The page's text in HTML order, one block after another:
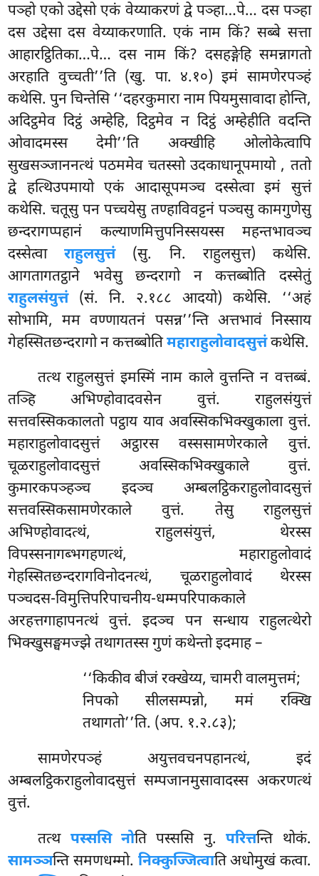
पञ्हो एको उद्देसो एकं वेय्याकरणं द्वे पञ्हा…पे… दस पञ्हा
दस उद्देसा दस वेय्याकरणाति. एकं नाम किं? सब्बे सत्ता
आहारट्ठितिका…पे… दस नाम किं? दसहङ्गेहि समन्नागतो
अरहाति वुच्चती’’ति (खु. पा. ४.१०) इमं सामणेरपञ्हं
कथेसि. पुन चिन्तेसि ‘‘दहरकुमारा नाम पियमुसावादा होन्ति,
अदिट्ठमेवदिट्ठं अम्हेहि, दिट्ठमेव न दिट्ठं अम्हेहीति वदन्ति
ओवादमस्स देमी’’ति अक्खीहि ओलोकेत्वापि
सुखसञ्जाननत्थं पठममेव चतस्सो उदकाधानूपमायो , ततो
द्वे हत्थिउपमायो एकं आदासूपमञ्च दस्सेत्वा इमं सुत्तं
कथेसि. चतूसु पन पच्चयेसु तण्हाविवट्टनं पञ्चसु कामगुणेसु
छन्दरागप्पहानं कल्याणमित्तुपनिस्सयस्स महन्तभावञ्च
दस्सेत्वाराहुलसुत्तं(सु. नि. राहुलसुत्त) कथेसि.
आगतागतट्ठाने भवेसु छन्दरागो न कत्तब्बोति दस्सेतुं
राहुलसंयुत्तं(सं. नि. २.१८८ आदयो) कथेसि. ‘‘अहं
सोभामि, मम वण्णायतनं पसन्न’’न्ति अत्तभावं निस्साय
गेहस्सितछन्दरागो न कत्तब्बोतिमहाराहुलोवादसुत्तंकथेसि.
तत्थ राहुलसुत्तं इमस्मिं नाम काले वुत्तन्ति न वत्तब्बं.
तञ्हि अभिण्होवादवसेन वुत्तं. राहुलसंयुत्तं
सत्तवस्सिककालतो पट्ठाय याव अवस्सिकभिक्खुकाला वुत्तं.
महाराहुलोवादसुत्तं अट्ठारस वस्ससामणेरकाले वुत्तं.
चूळराहुलोवादसुत्तं अवस्सिकभिक्खुकाले वुत्तं.
कुमारकपञ्हञ्च इदञ्च अम्बलट्ठिकराहुलोवादसुत्तं
सत्तवस्सिकसामणेरकाले वुत्तं. तेसु राहुलसुत्तं
अभिण्होवादत्थं, राहुलसंयुत्तं, थेरस्स
विपस्सनागब्भगहणत्थं, महाराहुलोवादं
गेहस्सितछन्दरागविनोदनत्थं, चूळराहुलोवादं थेरस्स
पञ्चदस-विमुत्तिपरिपाचनीय-धम्मपरिपाककाले
अरहत्तगाहापनत्थं वुत्तं. इदञ्च पन सन्धाय राहुलत्थेरो
भिक्खुसङ्घमज्झे तथागतस्स गुणं कथेन्तो इदमाह –
‘‘किकीव बीजं रक्खेय्य, चामरी वालमुत्तमं;
निपको सीलसम्पन्नो, ममं रक्खि
तथागतो’’ति. (अप. १.२.८३);
सामणेरपञ्हं अयुत्तवचनपहानत्थं, इदं
अम्बलट्ठिकराहुलोवादसुत्तं सम्पजानमुसावादस्स अकरणत्थं
वुत्तं.
तत्थ पस्ससि नोति पस्ससि नु.परित्तन्ति थोकं.
सामञ्ञन्ति समणधम्मो. निक्कुज्जित्वाति अधोमुखं कत्वा.